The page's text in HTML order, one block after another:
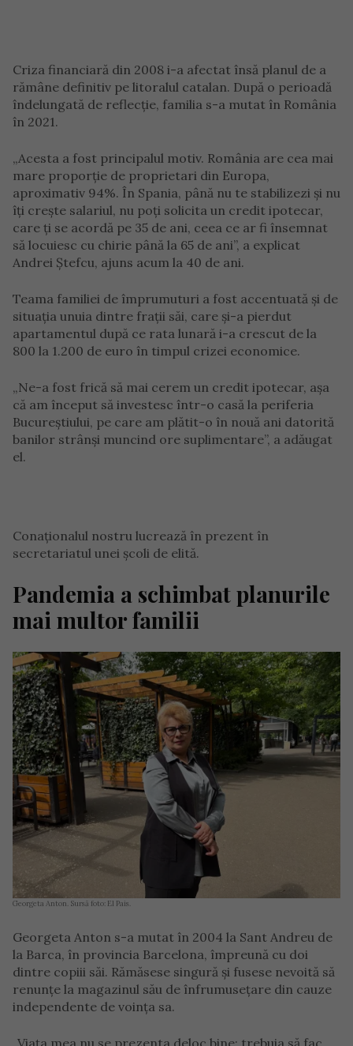
Criza financiară din 2008 i-a afectat însă planul de a
rămâne definitiv pe litoralul catalan. După o perioadă
îndelungată de reflecție, familia s-a mutat în România
în 2021.
„Acesta a fost principalul motiv. România are cea mai
mare proporție de proprietari din Europa,
aproximativ 94%. În Spania, până nu te stabilizezi și nu
îți crește salariul, nu poți solicita un credit ipotecar,
care ți se acordă pe 35 de ani, ceea ce ar fi însemnat
să locuiesc cu chirie până la 65 de ani”, a explicat
Andrei Ștefcu, ajuns acum la 40 de ani.
Teama familiei de împrumuturi a fost accentuată și de
situația unuia dintre frații săi, care și-a pierdut
apartamentul după ce rata lunară i-a crescut de la
800 la 1.200 de euro în timpul crizei economice.
„Ne-a fost frică să mai cerem un credit ipotecar, așa
că am început să investesc într-o casă la periferia
Bucureștiului, pe care am plătit-o în nouă ani datorită
banilor strânși muncind ore suplimentare”, a adăugat
el.
Conaționalul nostru lucrează în prezent în
secretariatul unei școli de elită.
Pandemia a schimbat planurile
mai multor familii
Georgeta Anton. Sursă foto: El Pais.
Georgeta Anton s-a mutat în 2004 la Sant Andreu de
la Barca, în provincia Barcelona, împreună cu doi
dintre copiii săi. Rămăsese singură și fusese nevoită să
renunțe la magazinul său de înfrumusețare din cauze
independente de voința sa.